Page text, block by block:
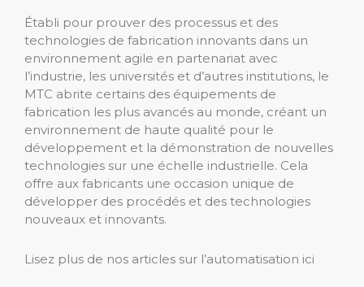
Établi pour prouver des processus et des
technologies de fabrication innovants dans un
environnement agile en partenariat avec
l’industrie, les universités et d’autres institutions, le
MTC abrite certains des équipements de
fabrication les plus avancés au monde, créant un
environnement de haute qualité pour le
développement et la démonstration de nouvelles
technologies sur une échelle industrielle. Cela
offre aux fabricants une occasion unique de
développer des procédés et des technologies
nouveaux et innovants.
Lisez plus de nos articles sur l’automatisation ici